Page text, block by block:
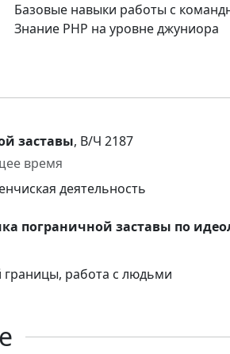
Базовые навыки работы с
Знание PHP на уровне джуниора
заставы, В/Ч 2187
время
деятельность
пограничной заставы по
границы, работа с людьми